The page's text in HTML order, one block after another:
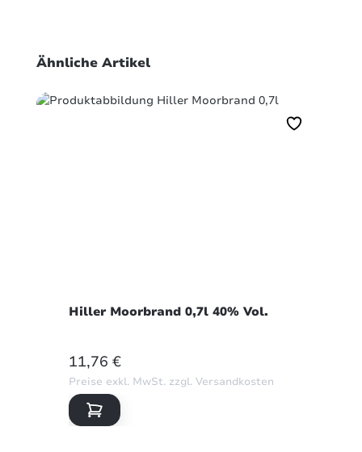
Produktgalerie überspringen
Ähnliche Artikel
Hiller Moorbrand 0,7l 40% Vol.
REGULÄRER PREIS:
11,76 €
Preise exkl. MwSt. zzgl. Versandkosten